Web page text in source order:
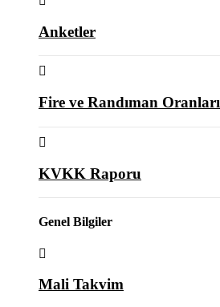
Anketler
Fire ve Randıman Oranları
KVKK Raporu
Genel Bilgiler
Mali Takvim